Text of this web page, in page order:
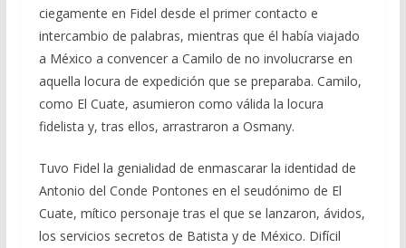
ciegamente en Fidel desde el primer contacto e
intercambio de palabras, mientras que él había viajado
a México a convencer a Camilo de no involucrarse en
aquella locura de expedición que se preparaba. Camilo,
como El Cuate, asumieron como válida la locura
fidelista y, tras ellos, arrastraron a Osmany.
Tuvo Fidel la genialidad de enmascarar la identidad de
Antonio del Conde Pontones en el seudónimo de El
Cuate, mítico personaje tras el que se lanzaron, ávidos,
los servicios secretos de Batista y de México. Difícil